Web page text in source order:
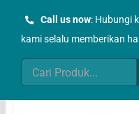
Call us now: Hubungi
kami selalu memberikan
Search
for: